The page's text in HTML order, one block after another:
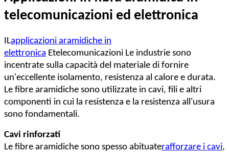
telecomunicazioni ed elettronica
ILapplicazioni aramidiche in
elettronica Etelecomunicazioni Le industrie sono
incentrate sulla capacità del materiale di fornire
un'eccellente isolamento, resistenza al calore e durata.
Le fibre aramidiche sono utilizzate in cavi, fili e altri
componenti in cui la resistenza e la resistenza all'usura
sono fondamentali.
Cavi rinforzati
Le fibre aramidiche sono spesso abituaterafforzare i cavi,